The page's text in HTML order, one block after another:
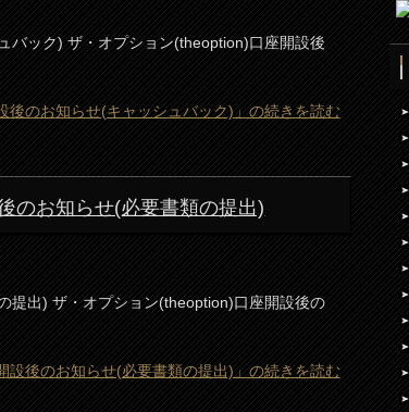
バック) ザ・オプション(theoption)口座開設後
のお知らせ(キャッシュバック)」の続きを読む
のお知らせ(必要書類の提出)
提出) ザ・オプション(theoption)口座開設後の
後のお知らせ(必要書類の提出)」の続きを読む